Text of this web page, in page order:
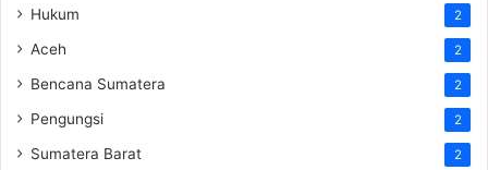
Hukum 2
Aceh 2
Bencana Sumatera 2
Pengungsi 2
Sumatera Barat 2